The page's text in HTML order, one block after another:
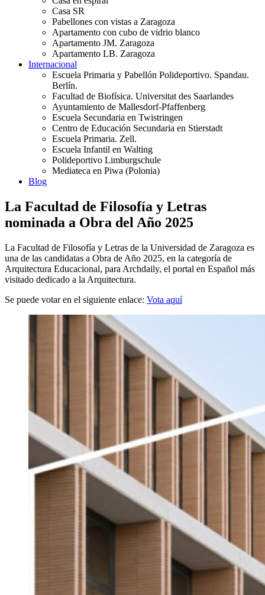
Casa SR
Pabellones con vistas a Zaragoza
Apartamento con cubo de vidrio blanco
Apartamento JM. Zaragoza
Apartamento LB. Zaragoza
Internacional
Escuela Primaria y Pabellón Polideportivo. Spandau.
Berlín.
Facultad de Biofísica. Universitat des Saarlandes
Ayuntamiento de Mallesdorf-Pfaffenberg
Escuela Secundaria en Twistringen
Centro de Educación Secundaria en Stierstadt
Escuela Primaria. Zell.
Escuela Infantil en Walting
Polideportivo Limburgschule
Mediateca en Piwa (Polonia)
Blog
La Facultad de Filosofía y Letras
nominada a Obra del Año 2025
La Facultad de Filosofía y Letras de la Universidad de Zaragoza es
una de las candidatas a Obra de Año 2025, en la categoría de
Arquitectura Educacional, para Archdaily, el portal en Español más
visitado dedicado a la Arquitectura.
Se puede votar en el siguiente enlace: Vota aquí